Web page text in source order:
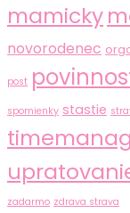
mamicky
novorodenec
post
spomienky stastie
zadarmo zdrava strava